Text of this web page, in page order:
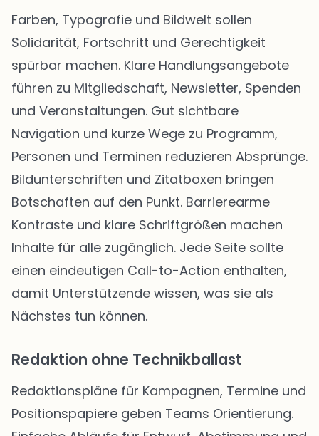
Farben, Typografie und Bildwelt sollen
Solidarität, Fortschritt und Gerechtigkeit
spürbar machen. Klare Handlungsangebote
führen zu Mitgliedschaft, Newsletter, Spenden
und Veranstaltungen. Gut sichtbare
Navigation und kurze Wege zu Programm,
Personen und Terminen reduzieren Absprünge.
Bildunterschriften und Zitatboxen bringen
Botschaften auf den Punkt. Barrierearme
Kontraste und klare Schriftgrößen machen
Inhalte für alle zugänglich. Jede Seite sollte
einen eindeutigen Call-to-Action enthalten,
damit Unterstützende wissen, was sie als
Nächstes tun können.
Redaktion ohne Technikballast
Redaktionspläne für Kampagnen, Termine und
Positionspapiere geben Teams Orientierung.